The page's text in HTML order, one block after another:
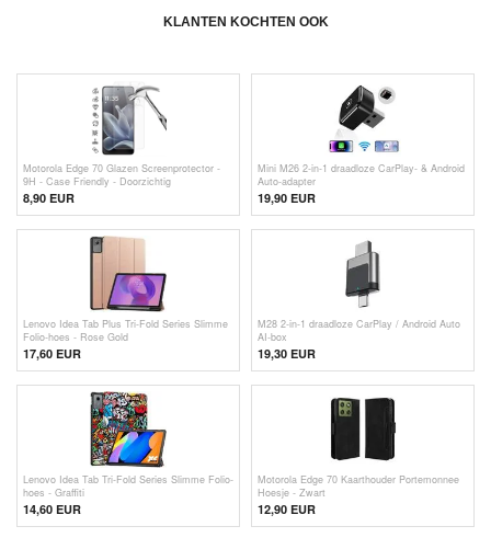
KLANTEN KOCHTEN OOK
Motorola Edge 70 Glazen Screenprotector -
9H - Case Friendly - Doorzichtig
8,90 EUR
Mini M26 2-in-1 draadloze CarPlay- & Android
Auto-adapter
19,90 EUR
Lenovo Idea Tab Plus Tri-Fold Series Slimme
Folio-hoes - Rose Gold
17,60 EUR
M28 2-in-1 draadloze CarPlay / Android Auto
AI-box
19,30 EUR
Lenovo Idea Tab Tri-Fold Series Slimme Folio-
hoes - Graffiti
14,60 EUR
Motorola Edge 70 Kaarthouder Portemonnee
Hoesje - Zwart
12,90 EUR